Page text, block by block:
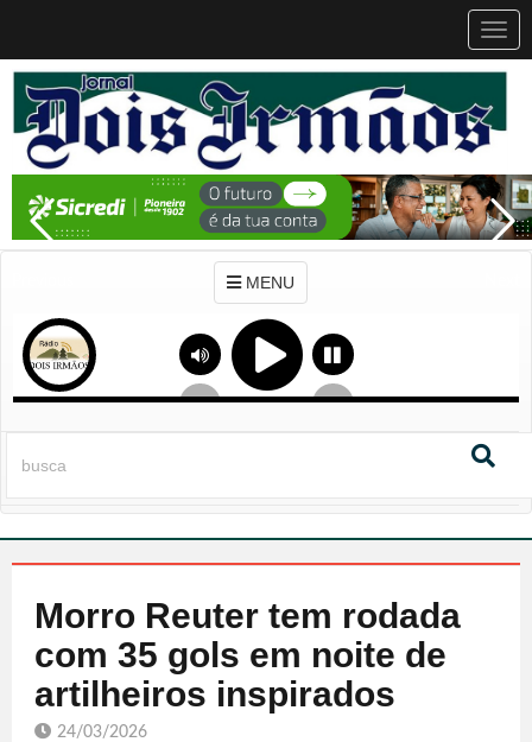
MENU
Morro Reuter tem rodada
com 35 gols em noite de
artilheiros inspirados
24/03/2026